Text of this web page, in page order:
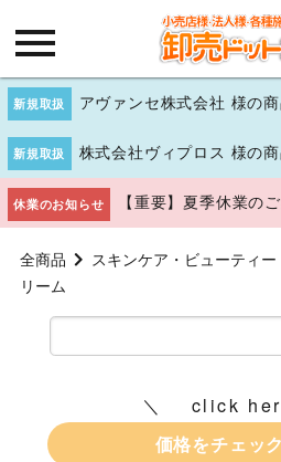
新規取扱 アヴァンセ株式会社 様の
新規取扱 株式会社ヴィプロス 様の
休業のお知らせ 【重要】夏季休業の
全商品 スキンケア・ビューティー
リーム
click
価格をチェッ